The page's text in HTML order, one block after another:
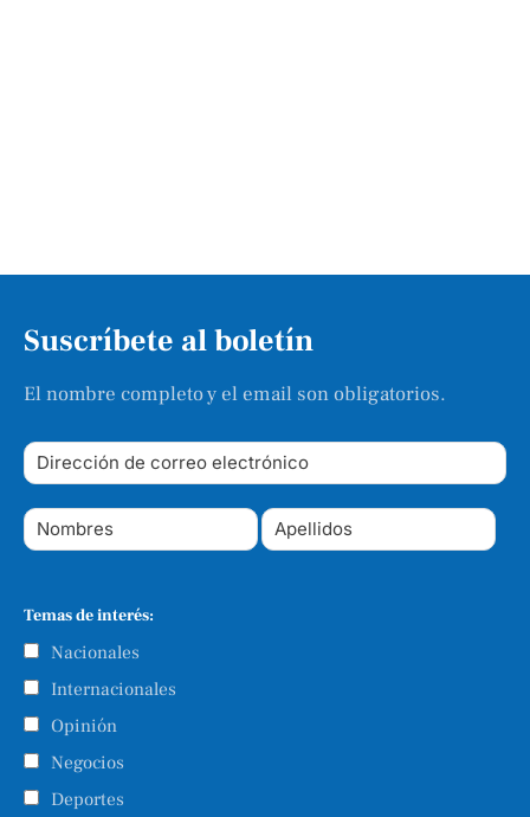
Suscríbete al boletín
El nombre completo y el email son obligatorios.
Temas de interés:
Nacionales
Internacionales
Opinión
Negocios
Deportes